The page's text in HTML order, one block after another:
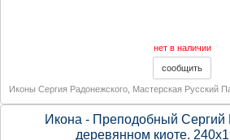
нет в наличии
Иконы Сергия Радонежского Мастерская Русский
Икона - Преподобный Сергий
деревянном киоте.